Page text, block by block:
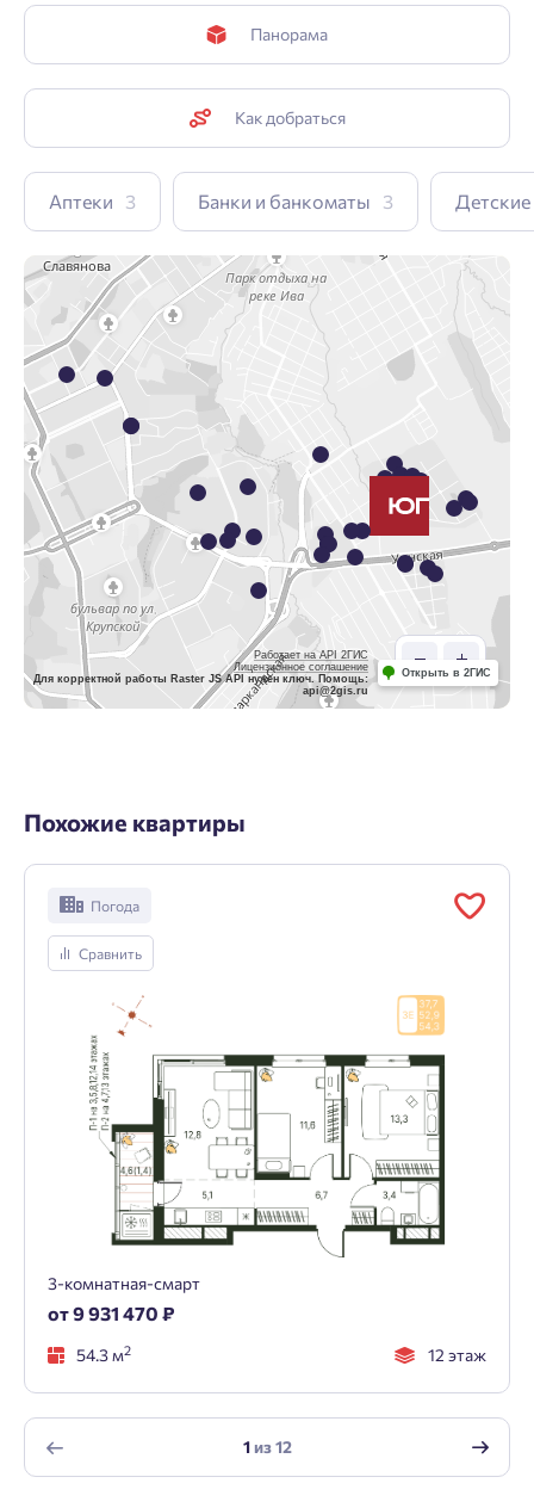
Панорама
Как добраться
Аптеки 3 Банки и банкоматы 3
Работает на API 2ГИС
Лицензионное соглашение
Для корректной работы Raster JS API нужен ключ. Помощь:
api@2gis.ru
Открыть в 2ГИС
Похожие квартиры
Погода
Сравнить
3-комнатная-смарт
от 9 931 470 ₽
54.3 м2 12 этаж
1из12